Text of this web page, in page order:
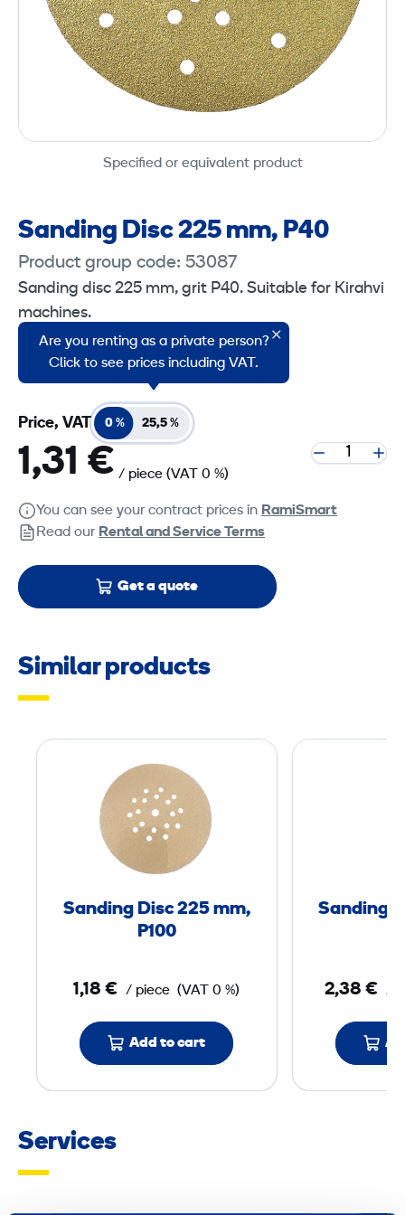
Specified or equivalent product
Sanding Disc 225 mm, P40
Product group code: 53087
Sanding disc 225 mm, grit P40. Suitable for Kirahvi
machines.
Sales unit: 1 piece.
Are you renting as a private person?
Click to see prices including VAT.
Price, VAT 0 % 25,5 %
1,31 € / piece (VAT 0 %)
You can see your contract prices in RamiSmart
Read our Rental and Service Terms
Get a quote
Similar products
n
d
n
D
c
2
2
5
Sanding Disc 225 mm,
P100
1,18 € / piece (VAT 0 %)
Add to cart
Sanding
2,38 € /
Services